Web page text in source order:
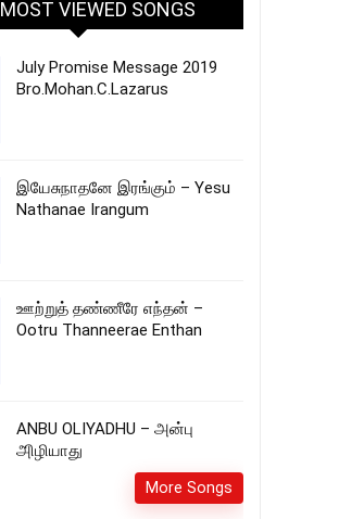
MOST VIEWED SONGS
July Promise Message 2019
Bro.Mohan.C.Lazarus
இயேசுநாதனே இரங்கும் – Yesu
Nathanae Irangum
ஊற்றுத் தண்ணீரே எந்தன் –
Ootru Thanneerae Enthan
ANBU OLIYADHU – அன்பு
அிழியாது
More Songs